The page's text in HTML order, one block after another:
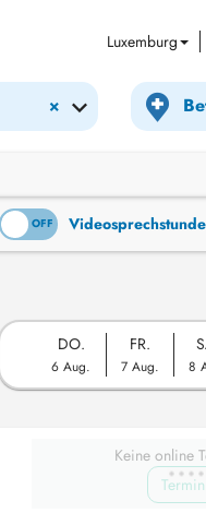
Luxemburg
×
OFF Videosprechstunde
DO.
6 Aug.
FR.
7 Aug. 8
Keine online